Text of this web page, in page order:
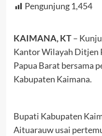
Pengunjung 1,454
KAIMANA, KT–
Kantor Wilayah Ditjen
Papua Barat bersama
Kabupaten Kaimana.
Bupati Kabupaten
Aituarauw usai